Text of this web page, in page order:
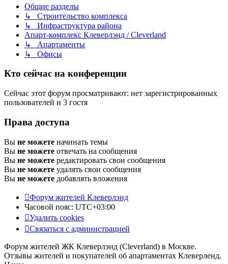
Общие разделы
↳ Строительство комплекса
↳ Инфраструктура района
Апарт-комплекс Клеверлэнд / Cleverland
↳ Апартаменты
↳ Офисы
Кто сейчас на конференции
Сейчас этот форум просматривают: нет зарегистрированных
пользователей и 3 гостя
Права доступа
Вы не можете начинать темы
Вы не можете отвечать на сообщения
Вы не можете редактировать свои сообщения
Вы не можете удалять свои сообщения
Вы не можете добавлять вложения
Форум жителей Клеверлэнд
Часовой пояс: UTC+03:00
Удалить cookies
Связаться с администрацией
Форум жителей ЖК Клеверлэнд (Cleverland) в Москве.
Отзывы жителей и покупателей об апартаментах Клеверленд.